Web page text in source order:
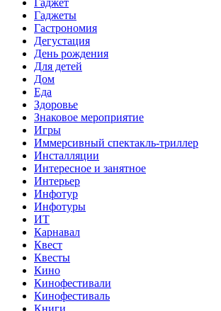
Гаджет
Гаджеты
Гастрономия
Дегустация
День рождения
Для детей
Дом
Еда
Здоровье
Знаковое мероприятие
Игры
Иммерсивный спектакль-триллер
Инсталляции
Интересное и занятное
Интерьер
Инфотур
Инфотуры
ИТ
Карнавал
Квест
Квесты
Кино
Кинофестивали
Кинофестиваль
Книги